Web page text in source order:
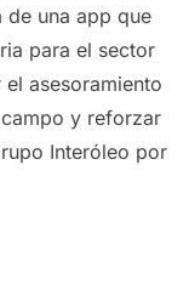
de una app que
para el sector
asesoramiento
y reforzar
Interóleo por
DE GRUPO